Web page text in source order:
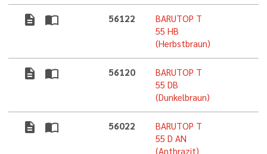
description import_contacts 56122
BARUTOP T
55 HB
(Herbstbraun)
description import_contacts 56120
BARUTOP T
55 DB
(Dunkelbraun)
description import_contacts 56022
BARUTOP T
55 D AN
(Anthrazit)